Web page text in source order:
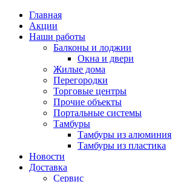
Главная
Акции
Наши работы
Балконы и лоджии
Окна и двери
Жилые дома
Перегородки
Торговые центры
Прочие объекты
Портальные системы
Тамбуры
Тамбуры из алюминия
Тамбуры из пластика
Новости
Доставка
Сервис